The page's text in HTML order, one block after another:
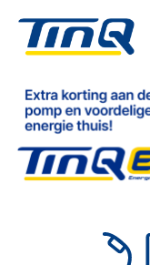
naar
inhoud
gaan